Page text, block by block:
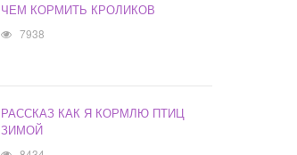
ЧЕМ КОРМИТЬ КРОЛИКОВ
7938
РАССКАЗ КАК Я КОРМЛЮ ПТИЦ
ЗИМОЙ